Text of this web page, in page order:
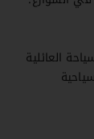
العائلية